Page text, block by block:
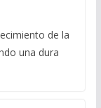
de la
una dura